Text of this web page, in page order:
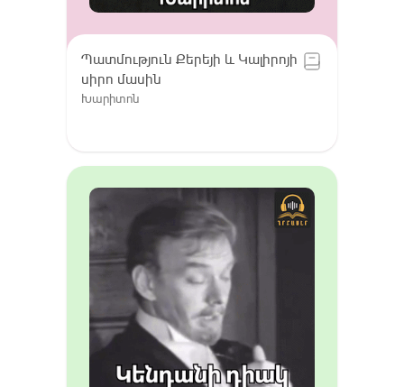
Պատմություն Քերեյի և Կալիրոյի
սիրո մասին
Խարիտոն